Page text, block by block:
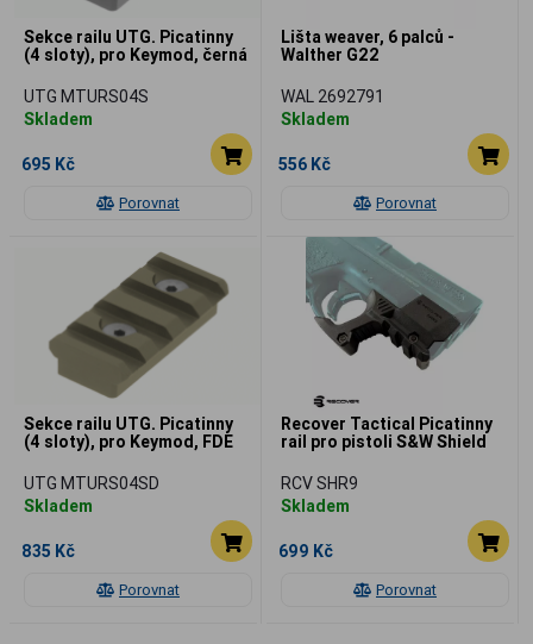
Porovnat
Sekce railu UTG. Picatinny
(4 sloty), pro Keymod, černá
UTG MTURS04S
Skladem
695 Kč
Porovnat
Lišta weaver, 6 palců -
Walther G22
WAL 2692791
Skladem
556 Kč
Porovnat
Sekce railu UTG. Picatinny
(4 sloty), pro Keymod, FDE
UTG MTURS04SD
Skladem
835 Kč
Porovnat
Recover Tactical Picatinny
rail pro pistoli S&W Shield
RCV SHR9
Skladem
699 Kč